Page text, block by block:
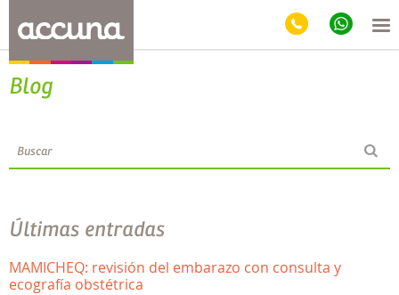
Blog
Últimas entradas
MAMICHEQ: revisión del embarazo con consulta y
ecografía obstétrica